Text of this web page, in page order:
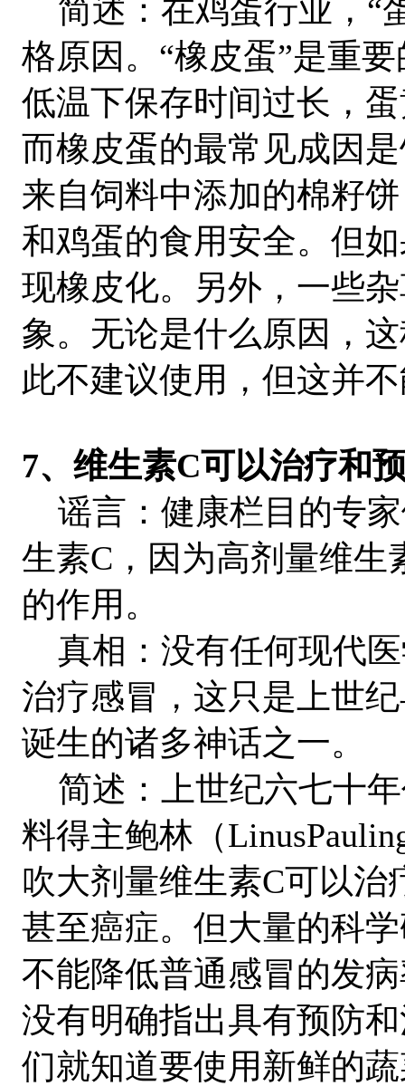
简述：在鸡蛋行业，“
格原因。“橡皮蛋”是重
低温下保存时间过长，
而橡皮蛋的最常见成因
来自饲料中添加的棉籽
和鸡蛋的食用安全。但
现橡皮化。另外，一些
象。无论是什么原因，
此不建议使用，但这并
7、维生素C可以治疗和
谣言：健康栏目的专
生素C，因为高剂量维生
的作用。
真相：没有任何现代
治疗感冒，这只是上世
诞生的诸多神话之一。
简述：上世纪六七十
料得主鲍林（
吹大剂量维生素C可以
甚至癌症。但大量的科
不能降低普通感冒的发
没有明确指出具有预防
们就知道要使用新鲜的